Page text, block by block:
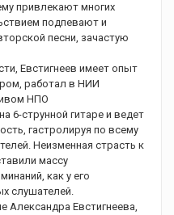
привлекают многих
подпевают и
песни, зачастую
Евстигнеев имеет опыт
работал в НИИ
НПО
6-струнной гитаре и ведет
гастролируя по всему
Неизменная страсть к
массу
как у его
слушателей.
Александра Евстигнеева,